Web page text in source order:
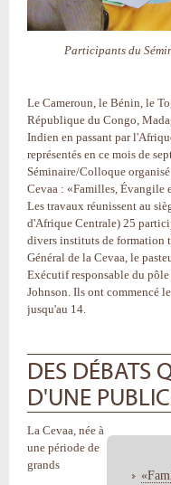
Participants du
Le Cameroun, le Bénin, le
République du Congo,
Indien en passant par
représentés en ce mois de
Séminaire/Colloque
Cevaa : «Familles, Évangile
Les travaux réunissent au
d'Afrique Centrale) 25
divers instituts de formation
Général de la Cevaa, le
Exécutif responsable du
Johnson. Ils ont commencé
jusqu'au 14.
DES DÉBATS
D'UNE
La Cevaa, née à
une période de
grands